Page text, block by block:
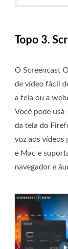
Topo 3.
O Screencast
de vídeo fácil
a tela ou a
Você pode
da tela do
voz aos vídeos
e Mac e
navegador e